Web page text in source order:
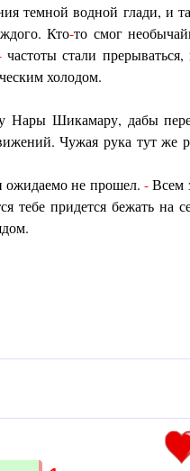
темной водной глади, и
Кто-то смог
частоты стали
холодом.
Нары Шикамару, дабы
Чужая рука тут же
ожидаемо не прошел. -Всем
тебе придется бежать на